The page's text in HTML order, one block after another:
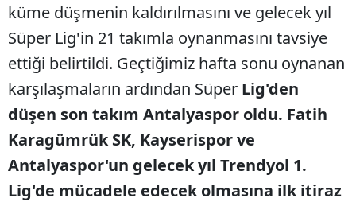
küme düşmenin kaldırılmasını ve gelecek yıl
Süper Lig'in 21 takımla oynanmasını tavsiye
ettiği belirtildi. Geçtiğimiz hafta sonu oynanan
karşılaşmaların ardından Süper Lig'den
düşen son takım Antalyaspor oldu. Fatih
Karagümrük SK, Kayserispor ve
Antalyaspor'un gelecek yıl Trendyol 1.
Lig'de mücadele edecek olmasına ilk itiraz